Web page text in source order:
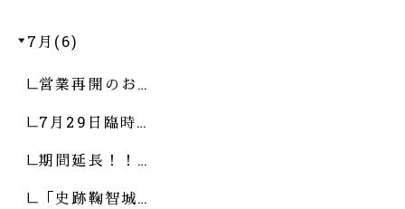
7月(6)
営業再開のお…
7月29日臨時…
期間延長！！…
「史跡鞠智城…